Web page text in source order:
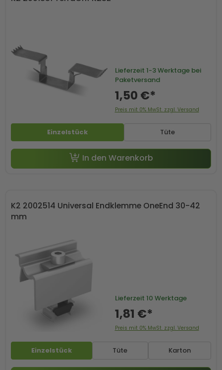
Einzelstück Tüte
Lieferzeit 1-3 Werktage bei
Paketversand
1,50 €*
Preis mit 0% MwSt. zzgl. Versand
In den Warenkorb
K2 2002514 Universal Endklemme OneEnd 30-42
mm
Einzelstück Tüte Karton
Lieferzeit 10 Werktage
1,81 €*
Preis mit 0% MwSt. zzgl. Versand